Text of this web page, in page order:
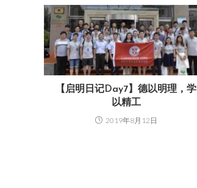
【启明日记Day7】德以明理，学
以精工
2019年8月12日